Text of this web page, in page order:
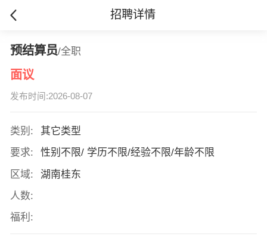
招聘详情
预结算员/全职
面议
发布时间:2026-08-07
类别:
其它类型
要求:
性别不限/ 学历不限/经验不限/年龄不限
区域:
湖南桂东
人数:
福利: